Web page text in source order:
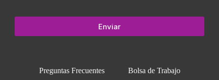
Preguntas Frecuentes Bolsa de Trabajo